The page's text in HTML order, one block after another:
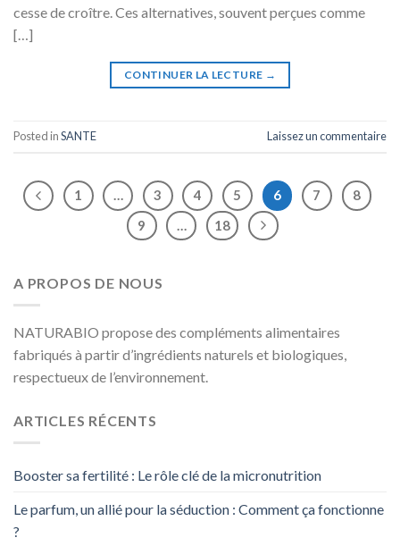
cesse de croître. Ces alternatives, souvent perçues comme
[…]
CONTINUER LA LECTURE →
Posted inSANTE Laissez un commentaire
1 … 3 4 5 6 7
8
9
… 18
A PROPOS DE NOUS
NATURABIO propose des compléments alimentaires
fabriqués à partir d’ingrédients naturels et biologiques,
respectueux de l’environnement.
ARTICLES RÉCENTS
Booster sa fertilité : Le rôle clé de la micronutrition
Le parfum, un allié pour la séduction : Comment ça fonctionne
?